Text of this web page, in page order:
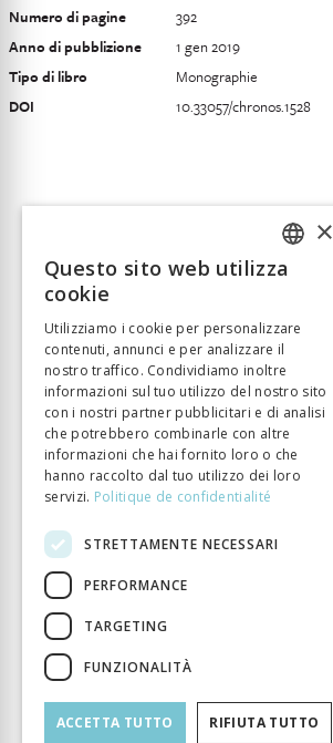
Numero di pagine
392
Anno di pubblizione
1 gen 2019
Tipo di libro
Monographie
DOI
10.33057/chronos.1528
FRENCH
×
Questo sito web utilizza
cookie
Utilizziamo i cookie per personalizzare
contenuti, annunci e per analizzare il
nostro traffico. Condividiamo inoltre
informazioni sul tuo utilizzo del nostro sito
con i nostri partner pubblicitari e di analisi
che potrebbero combinarle con altre
informazioni che hai fornito loro o che
hanno raccolto dal tuo utilizzo dei loro
servizi. Politique de confidentialité
STRETTAMENTE NECESSARI
PERFORMANCE
TARGETING
FUNZIONALITÀ
ACCETTA TUTTO RIFIUTA TUTTO